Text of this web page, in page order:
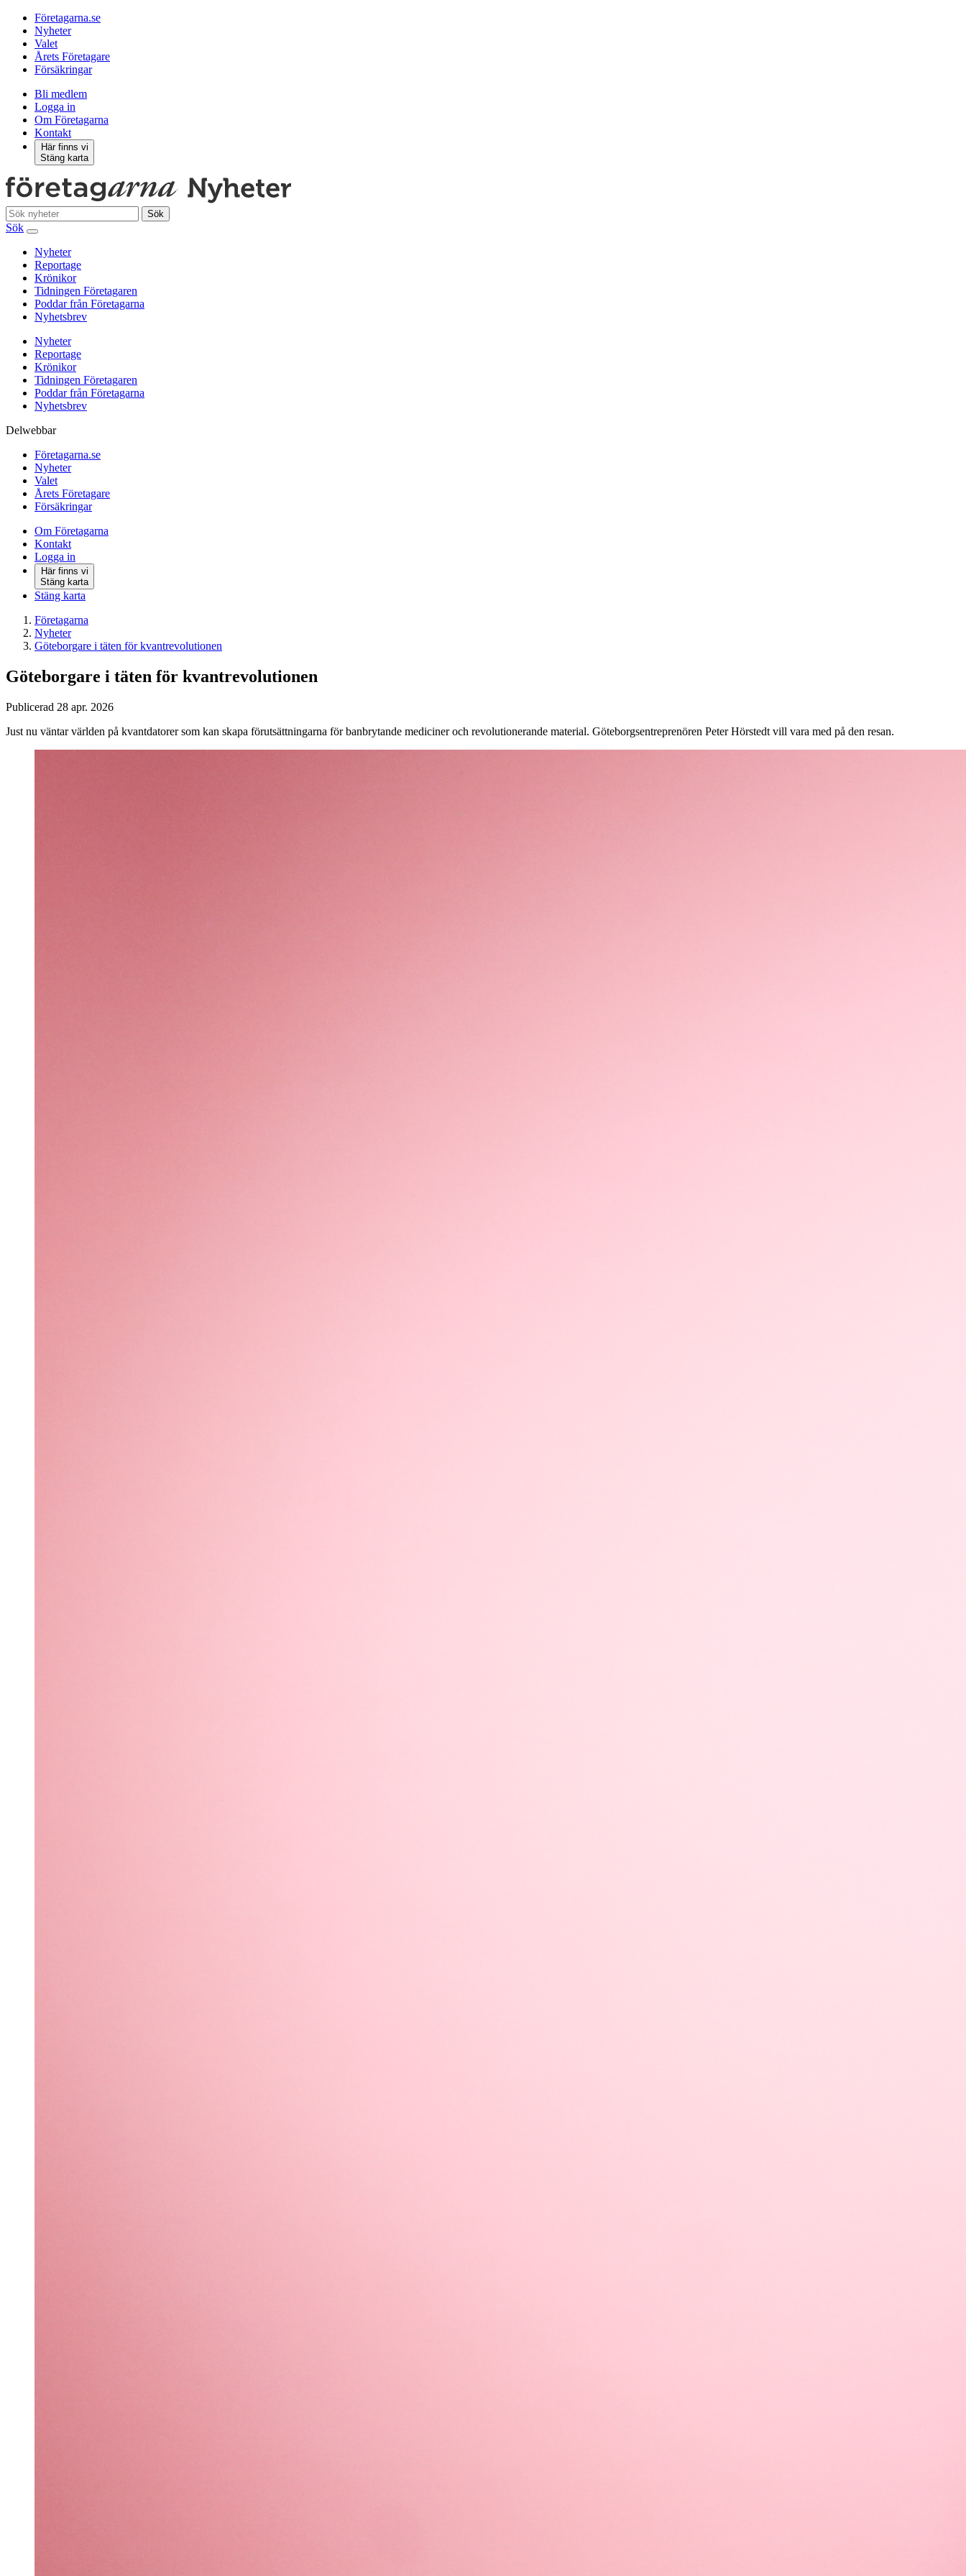
Företagarna.se
Nyheter
Valet
Årets Företagare
Försäkringar
Bli medlem
Logga in
Om Företagarna
Kontakt
Här finns vi
Stäng karta
Sök
Sök
Nyheter
Reportage
Krönikor
Tidningen Företagaren
Poddar från Företagarna
Nyhetsbrev
Nyheter
Reportage
Krönikor
Tidningen Företagaren
Poddar från Företagarna
Nyhetsbrev
Delwebbar
Företagarna.se
Nyheter
Valet
Årets Företagare
Försäkringar
Om Företagarna
Kontakt
Logga in
Här finns vi
Stäng karta
Stäng karta
Företagarna
Nyheter
Göteborgare i täten för kvantrevolutionen
Göteborgare i täten för kvantrevolutionen
Publicerad 28 apr. 2026
Just nu väntar världen på kvantdatorer som kan skapa förutsättningarna för banbrytande mediciner och revolutionerande material. Göteborgsentreprenören Peter Hörstedt vill vara med på den resan.